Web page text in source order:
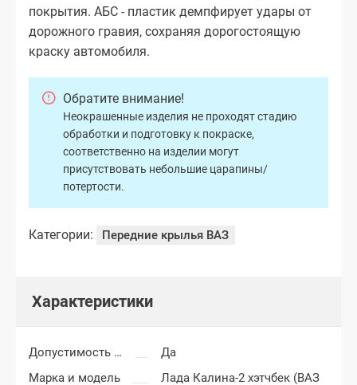
покрытия. АБС - пластик демпфирует удары от
дорожного гравия, сохраняя дорогостоящую
краску автомобиля.
Обратите внимание!
Неокрашенные изделия не проходят стадию
обработки и подготовку к покраске,
соответственно на изделии могут
присутствовать небольшие царапины/
потертости.
Категории: Передние крылья ВАЗ
Характеристики
Допустимость мелких царапин
Да
Марка и модель
Лада Калина-2 хэтчбек (ВАЗ